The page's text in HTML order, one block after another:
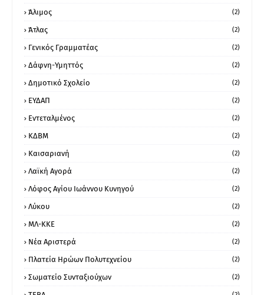
Άλιμος (2)
Άτλας (2)
Γενικός Γραμματέας (2)
Δάφνη-Υμηττός (2)
Δημοτικό Σχολείο (2)
ΕΥΔΑΠ (2)
Εντεταλμένος (2)
ΚΔΒΜ (2)
Καισαριανή (2)
Λαϊκή Αγορά (2)
Λόφος Αγίου Ιωάννου Κυνηγού (2)
Λύκου (2)
ΜΛ-ΚΚΕ (2)
Νέα Αριστερά (2)
Πλατεία Ηρώων Πολυτεχνείου (2)
Σωματείο Συνταξιούχων (2)